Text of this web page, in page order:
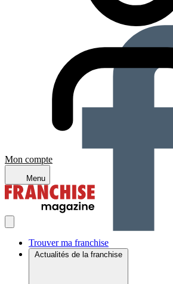
Mon compte
Menu
Trouver ma franchise
Actualités de la franchise